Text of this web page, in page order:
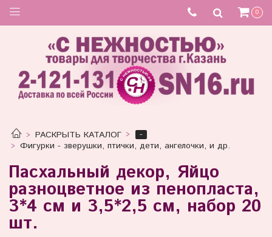
0
РАСКРЫТЬ КАТАЛОГ
-
Фигурки - зверушки, птички, дети, ангелочки, и др.
Пасхальный декор, Яйцо
разноцветное из пенопласта,
3*4 см и 3,5*2,5 см, набор 20
шт.